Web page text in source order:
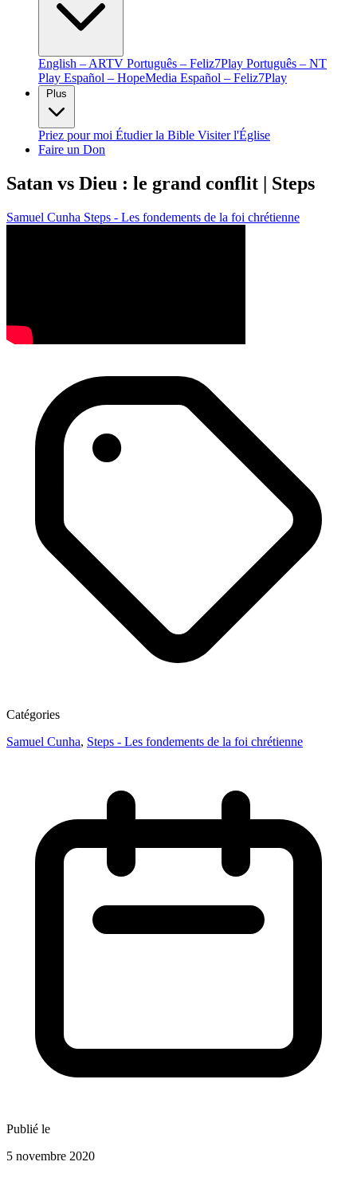
English – ARTV Português – Feliz7Play Português – NT
Play Español – HopeMedia Español – Feliz7Play
Plus
Priez pour moi Étudier la Bible Visiter l'Église
Faire un Don
Satan vs Dieu : le grand conflit | Steps
Samuel Cunha Steps - Les fondements de la foi chrétienne
Catégories
Samuel Cunha, Steps - Les fondements de la foi chrétienne
Publié le
5 novembre 2020